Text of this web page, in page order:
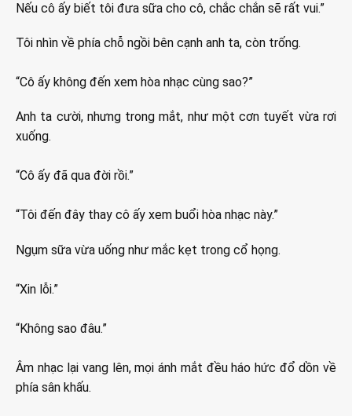
Nếu cô ấy biết tôi đưa sữa cho cô, chắc chắn sẽ rất vui.”
Tôi nhìn về phía chỗ ngồi bên cạnh anh ta, còn trống.
“Cô ấy không đến xem hòa nhạc cùng sao?”
Anh ta cười, nhưng trong mắt, như một cơn tuyết vừa rơi
xuống.
“Cô ấy đã qua đời rồi.”
“Tôi đến đây thay cô ấy xem buổi hòa nhạc này.”
Ngụm sữa vừa uống như mắc kẹt trong cổ họng.
“Xin lỗi.”
“Không sao đâu.”
Âm nhạc lại vang lên, mọi ánh mắt đều háo hức đổ dồn về
phía sân khấu.